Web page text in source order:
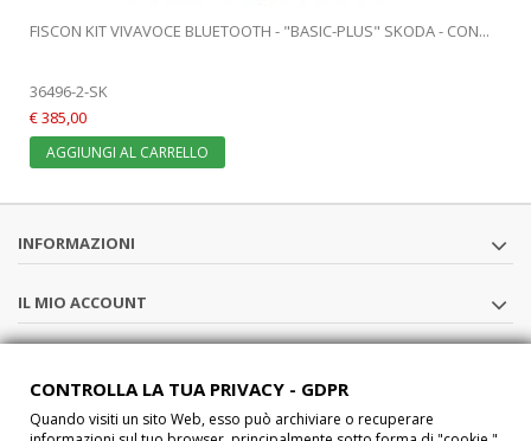
FISCON KIT VIVAVOCE BLUETOOTH - "BASIC-PLUS" SKODA - CON...
36496-2-SK
€ 385,00
AGGIUNGI AL CARRELLO
INFORMAZIONI
IL MIO ACCOUNT
CHI SIAMO
CONTROLLA LA TUA PRIVACY - GDPR
Quando visiti un sito Web, esso può archiviare o recuperare